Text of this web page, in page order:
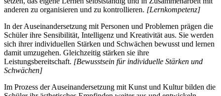
anderen zu organisieren und zu kontrollieren. [Lernkompetenz]
In der Auseinandersetzung mit Personen und Problemen prägen die
Schüler ihre Sensibilität, Intelligenz und Kreativität aus. Sie werden
sich ihrer individuellen Stärken und Schwächen bewusst und lernen
damit umzugehen. Gleichzeitig stärken sie ihre
Leistungsbereitschaft. [Bewusstsein für individuelle Stärken und
Schwächen]
Im Prozess der Auseinandersetzung mit Kunst und Kultur bilden die